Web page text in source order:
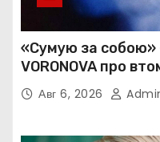
«Сумую за собою»
VORONOVA про
до себе
Авг 6, 2026